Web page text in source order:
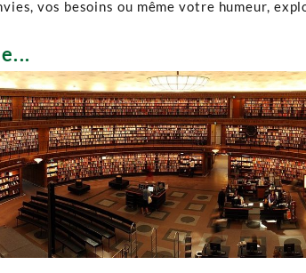
vos besoins ou même votre humeur,